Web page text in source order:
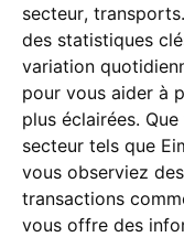
secteur,
des statistiques
variation
pour vous aider à
plus éclairées.
secteur tels que
vous observiez
transactions
vous offre des